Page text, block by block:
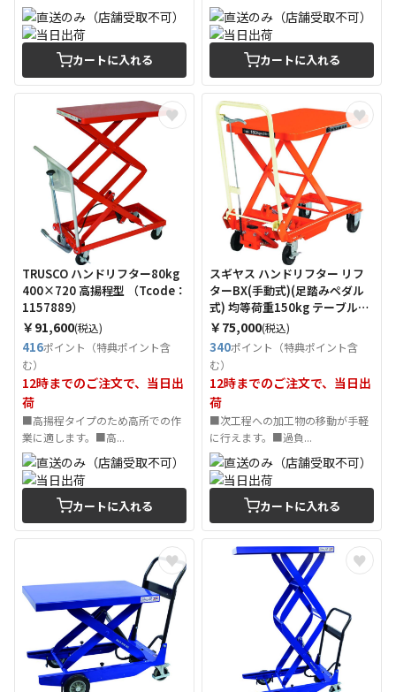
カートに入れる カートに入れる
TRUSCO ハンドリフター80kg
400×720 高揚程型 （Tcode：
1157889）
￥91,600(税込)
416ポイント（特典ポイント含
む）
12時までのご注文で、当日出
荷
■高揚程タイプのため高所での作
業に適します。■高...
カートに入れる
スギヤス ハンドリフター リフ
ターBX(手動式)(足踏みペダル
式) 均等荷重150kg テーブル寸
法700×450mm （Tcode：
4604822）
￥75,000(税込)
340ポイント（特典ポイント含
む）
12時までのご注文で、当日出
荷
■次工程への加工物の移動が手軽
に行えます。■過負...
カートに入れる